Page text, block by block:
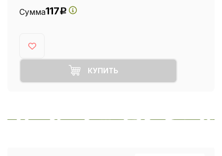
Сумма117Р
КУПИТЬ